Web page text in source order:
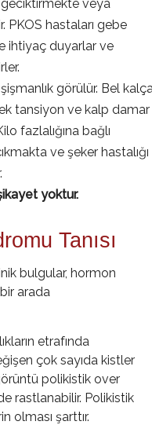
geciktirmekte veya
PKOS hastaları gebe
ihtiyaç duyarlar ve
görülür. Bel
tansiyon ve kalp damar
fazlalığına bağlı
ve şeker hastalığı
yoktur.
Tanısı
bulgular, hormon
arada
etrafında
çok sayıda kistler
polikistik over
rastlanabilir. Polikistik
olması şarttır.